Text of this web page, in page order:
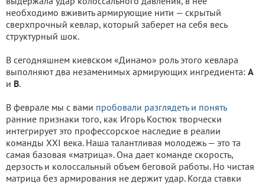
необходимо вживить армирующие нити — скрытый
сверхпрочный кевлар, который заберет на себя весь
структурный шок.
В сегодняшнем киевском «Динамо» роль этого кевлара
выполняют два незаменимых армирующих ингредиента: А
и В.
В феврале мы с вами пробовали разглядеть и понять
ранние признаки того, как Игорь Костюк творчески
интегрирует это профессорское наследие в реалии
команды XXI века. Наша талантливая молодежь — это та
самая базовая «матрица». Она дает команде скорость,
дерзость и колоссальный объем беговой работы. Но чистая
матрица без армирования не держит удар. Когда ставки